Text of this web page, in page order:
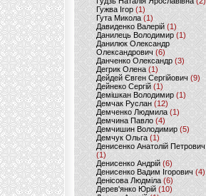
Гужва Ігор (1)
Гута Микола (1)
Давиденко Валерій (1)
Данилець Володимир(1)
Данилюк Олександр
Олександрович (6)
Данченко Олександр (3)
Дегрик Олена(1)
Дейдей Євген Сергійович(9)
Дейнеко Сергій (1)
Демішкан Володимир(1)
Демчак Руслан (12)
Демченко Людмила (1)
Демчина Павло (4)
Демчишин Володимир (5)
Демчук Ольга(1)
Денисенко Анатолій Петрович
(1)
Денисенко Андрій (6)
Денисенко Вадим Ігорович (4)
Денісова Людміла(6)
Дерев'янко Юрій(10)